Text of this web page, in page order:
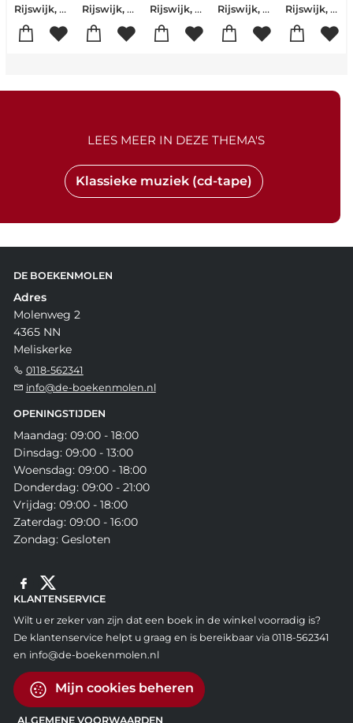
Rijswijk, C. Van
Rijswijk, C. Van
Rijswijk, C. Van
Rijswijk, C. Van
Rijswijk, C. Van
Klassieke muziek (cd-tape)
LEES MEER IN DEZE THEMA'S
DE BOEKENMOLEN
Adres
Molenweg 2
4365 NN
Meliskerke
0118-562341
info@de-boekenmolen.nl
OPENINGSTIJDEN
Maandag: 09:00 - 18:00
Dinsdag: 09:00 - 13:00
Woensdag: 09:00 - 18:00
Donderdag: 09:00 - 21:00
Vrijdag: 09:00 - 18:00
Zaterdag: 09:00 - 16:00
Zondag: Gesloten
KLANTENSERVICE
Wilt u er zeker van zijn dat een boek in de winkel voorradig is?
De klantenservice helpt u graag en is bereikbaar via 0118-562341
en info@de-boekenmolen.nl
Mijn cookies beheren
ALGEMENE VOORWAARDEN